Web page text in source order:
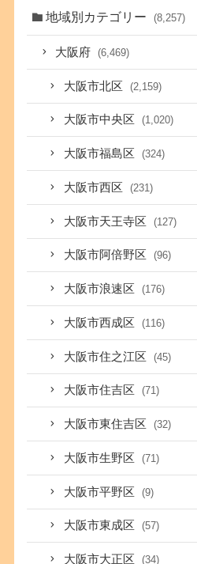
地域別カテゴリー (8,257)
大阪府 (6,469)
大阪市北区 (2,159)
大阪市中央区 (1,020)
大阪市福島区 (324)
大阪市西区 (231)
大阪市天王寺区 (127)
大阪市阿倍野区 (96)
大阪市浪速区 (176)
大阪市西成区 (116)
大阪市住之江区 (45)
大阪市住吉区 (71)
大阪市東住吉区 (32)
大阪市生野区 (71)
大阪市平野区 (9)
大阪市東成区 (57)
大阪市大正区 (34)